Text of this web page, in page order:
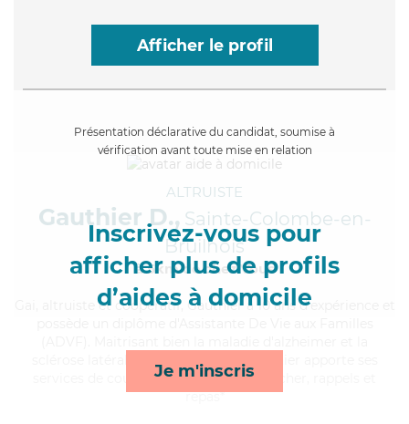
Afficher le profil
Présentation déclarative du candidat, soumise à
vérification avant toute mise en relation
Inscrivez-vous pour
afficher plus de profils
d’aides à domicile
Je m'inscris
ALTRUISTE
Gauthier D., Sainte-Colombe-en-
Bruilhois
à 5km de chez Vous
, altruiste et coopératif, Gauthier a 10 ans d'expérience et
sclérose latérale amyotrophique, Gauthier apporte ses
services de courses/livraison, lever/coucher, rappels et
repas*